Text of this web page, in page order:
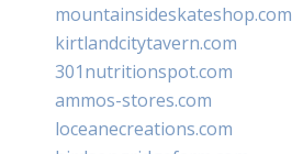
mountainsideskateshop.com
kirtlandcitytavern.com
301nutritionspot.com
ammos-stores.com
loceanecreations.com